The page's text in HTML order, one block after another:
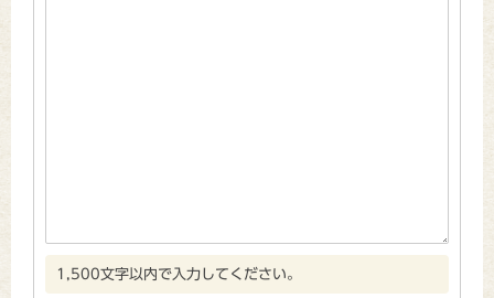
1,500文字以内で入力してください。